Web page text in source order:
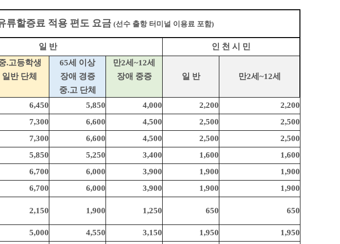
류할증료 적용 편도 요금 (선수 출항 터미널 이용료 포함)
일 반 인 천 시 민
.고등학생 65세 이상
만2세~12세
일 반
만2세~12세
일반 단체 장애 경증
장애 중증
중.고 단체
6,450 5,850 4,000 2,200
2,200
7,300 6,600 4,500 2,500
2,500
7,300 6,600 4,500 2,500
2,500
5,850 5,250 3,400 1,600
1,600
6,700 6,000 3,900 1,900
1,900
6,700 6,000 3,900 1,900
1,900
2,150 1,900 1,250 650 650
5,000 4,550 3,150 1,950
1,950